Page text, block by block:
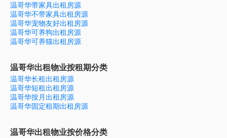
温哥华带家具出租房源
温哥华不带家具出租房源
温哥华宠物友好出租房源
温哥华可养狗出租房源
温哥华可养猫出租房源
温哥华出租物业按租期分类
温哥华长租出租房源
温哥华短租出租房源
温哥华按月出租房源
温哥华固定租期出租房源
温哥华出租物业按价格分类